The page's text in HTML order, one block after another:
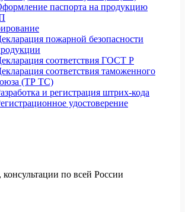
паспорта на продукцию
пожарной безопасности
соответствия ГОСТ Р
соответствия таможенного
(ТР ТС)
и регистрация штрих-кода
удостоверение
по всей России